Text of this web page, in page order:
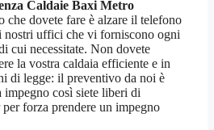
Caldaie Baxi Metro
che dovete fare è alzare il telefono
nostri uffici che vi forniscono ogni
cui necessitate. Non dovete
la vostra caldaia efficiente e in
di legge: il preventivo da noi è
impegno così siete liberi di
forza prendere un impegno